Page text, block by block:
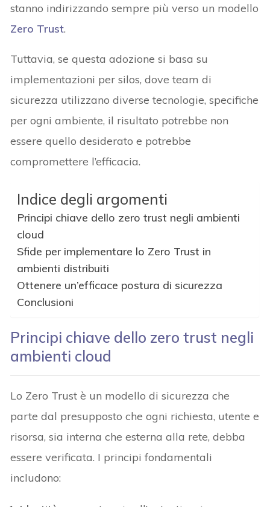
stanno indirizzando sempre più verso un modello
Zero Trust.
Tuttavia, se questa adozione si basa su
implementazioni per silos, dove team di
sicurezza utilizzano diverse tecnologie, specifiche
per ogni ambiente, il risultato potrebbe non
essere quello desiderato e potrebbe
compromettere l’efficacia.
Indice degli argomenti
Principi chiave dello zero trust negli ambienti
cloud
Sfide per implementare lo Zero Trust in
ambienti distribuiti
Ottenere un’efficace postura di sicurezza
Conclusioni
Principi chiave dello zero trust negli
ambienti cloud
Lo Zero Trust è un modello di sicurezza che
parte dal presupposto che ogni richiesta, utente e
risorsa, sia interna che esterna alla rete, debba
essere verificata. I principi fondamentali
includono: